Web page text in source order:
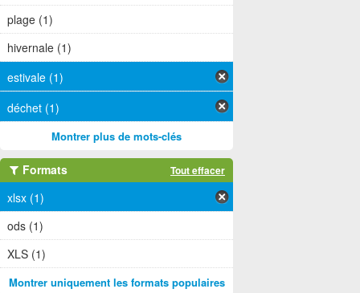
plage (1)
hivernale (1)
estivale (1)
déchet (1)
Montrer plus de mots-clés
Formats Tout effacer
xlsx (1)
ods (1)
XLS (1)
Montrer uniquement les formats populaires